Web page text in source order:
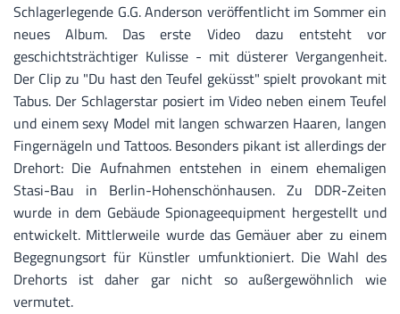
Schlagerlegende G.G. Anderson veröffentlicht im Sommer ein
neues Album. Das erste Video dazu entsteht vor
geschichtsträchtiger Kulisse - mit düsterer Vergangenheit.
Der Clip zu "Du hast den Teufel geküsst" spielt provokant mit
Tabus. Der Schlagerstar posiert im Video neben einem Teufel
und einem sexy Model mit langen schwarzen Haaren, langen
Fingernägeln und Tattoos. Besonders pikant ist allerdings der
Drehort: Die Aufnahmen entstehen in einem ehemaligen
Stasi-Bau in Berlin-Hohenschönhausen. Zu DDR-Zeiten
wurde in dem Gebäude Spionageequipment hergestellt und
entwickelt. Mittlerweile wurde das Gemäuer aber zu einem
Begegnungsort für Künstler umfunktioniert. Die Wahl des
Drehorts ist daher gar nicht so außergewöhnlich wie
vermutet.